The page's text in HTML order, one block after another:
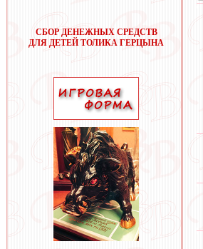
СБОР ДЕНЕЖНЫХ СРЕДСТВ
ДЛЯ ДЕТЕЙ ТОЛИКА ГЕРЦЫНА